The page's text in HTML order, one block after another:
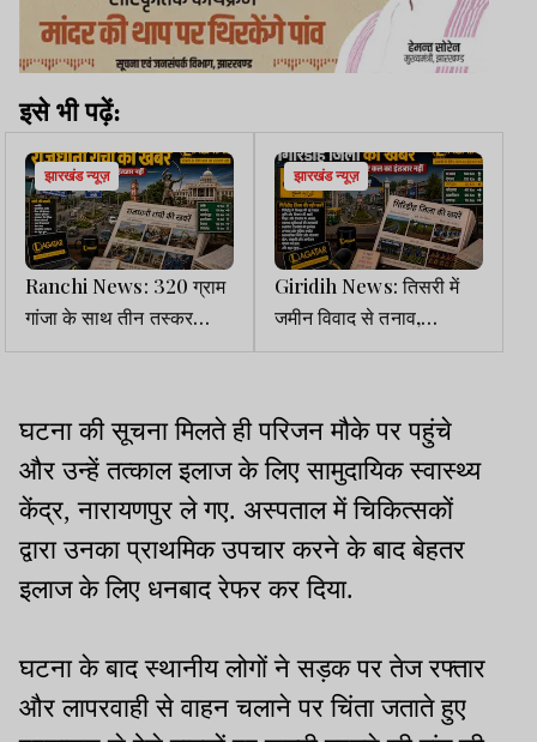
इसे भी पढ़ें:
झारखंड न्यूज़
Ranchi News: 320 ग्राम
गांजा के साथ तीन तस्कर
गिरफ्तार, 72,500 नकद और
झारखंड न्यूज़
Giridih News: तिसरी में
जमीन विवाद से तनाव,
पारंपरिक हथियार लहराए,
घटना की सूचना मिलते ही परिजन मौके पर पहुंचे
और उन्हें तत्काल इलाज के लिए सामुदायिक स्वास्थ्य
केंद्र, नारायणपुर ले गए. अस्पताल में चिकित्सकों
द्वारा उनका प्राथमिक उपचार करने के बाद बेहतर
इलाज के लिए धनबाद रेफर कर दिया.
घटना के बाद स्थानीय लोगों ने सड़क पर तेज रफ्तार
और लापरवाही से वाहन चलाने पर चिंता जताते हुए